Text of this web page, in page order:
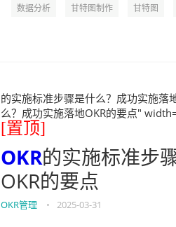
数据分析 甘特图制作 甘特图
的实施标准步骤是什么？成功实施落
么？成功实施落地OKR的要点"
[置顶]
OKR的实施标准步
OKR的要点
OKR管理 • 2025-03-31